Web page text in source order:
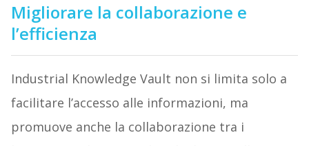
Migliorare la collaborazione e
l’efficienza
Industrial Knowledge Vault non si limita solo a
facilitare l’accesso alle informazioni, ma
promuove anche la collaborazione tra i